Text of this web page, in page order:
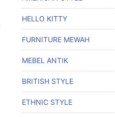
HELLO KITTY
FURNITURE MEWAH
MEBEL ANTIK
BRITISH STYLE
ETHNIC STYLE